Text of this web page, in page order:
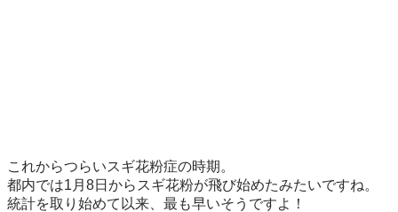
これからつらいスギ花粉症の時期。
都内では1月8日からスギ花粉が飛び始めたみたいですね。
統計を取り始めて以来、最も早いそうですよ！